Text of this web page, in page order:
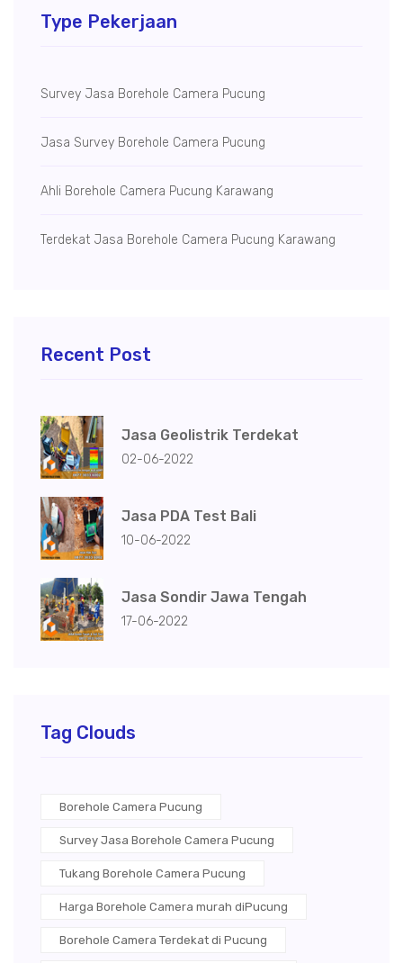
Type Pekerjaan
Survey Jasa Borehole Camera Pucung
Jasa Survey Borehole Camera Pucung
Ahli Borehole Camera Pucung Karawang
Terdekat Jasa Borehole Camera Pucung Karawang
Recent Post
Jasa Geolistrik Terdekat
02-06-2022
Jasa PDA Test Bali
10-06-2022
Jasa Sondir Jawa Tengah
17-06-2022
Tag Clouds
Borehole Camera Pucung
Survey Jasa Borehole Camera Pucung
Tukang Borehole Camera Pucung
Harga Borehole Camera murah diPucung
Borehole Camera Terdekat di Pucung